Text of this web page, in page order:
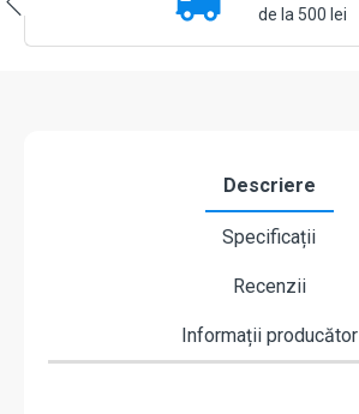
de la 500 lei
Descriere
Specificații
Recenzii
Informații producător